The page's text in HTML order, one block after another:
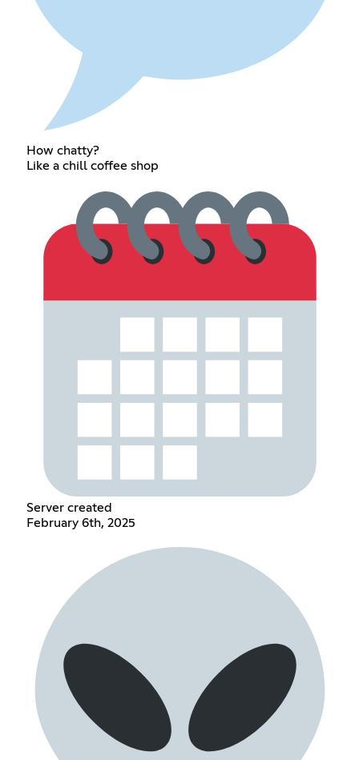
How chatty?
Like a chill coffee shop
Server created
February 6th, 2025